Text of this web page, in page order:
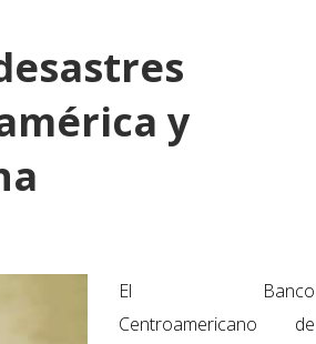
y
El Banco
Centroamericano de